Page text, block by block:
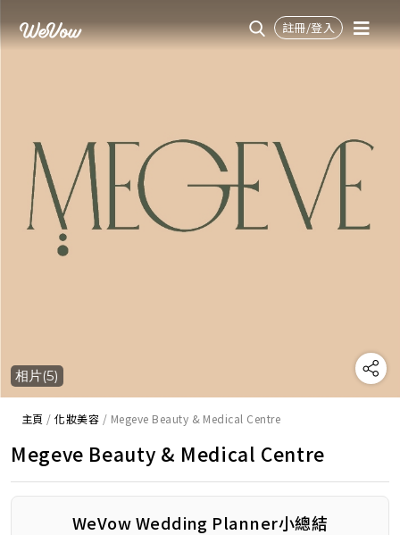
註冊/登入
相片(5)
主頁 /化妝美容 / Megeve Beauty & Medical Centre
Megeve Beauty & Medical Centre
WeVow Wedding Planner小總結